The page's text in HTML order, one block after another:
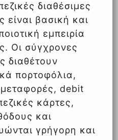
διαθέσιμες
βασική και
εμπειρία
Οι σύγχρονες
διαθέτουν
πορτοφόλια,
debit
κάρτες,
και
γρήγορη και